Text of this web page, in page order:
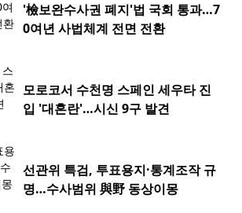
'檢보완수사권 폐지'법 국회 통과…7
0여년 사법체계 전면 전환
모로코서 수천명 스페인 세우타 진
입 '대혼란'…시신 9구 발견
선관위 특검, 투표용지·통계조작 규
명…수사범위 與野 동상이몽